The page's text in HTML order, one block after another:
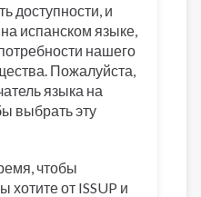
доступности, и
испанском языке,
нашего
Пожалуйста,
языка на
выбрать эту
чтобы
хотите от ISSUP и